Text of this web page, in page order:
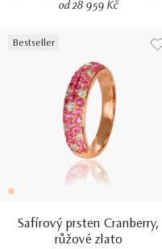
od 28 959 Kč
Bestseller
Safírový prsten Cranberry,
růžové zlato